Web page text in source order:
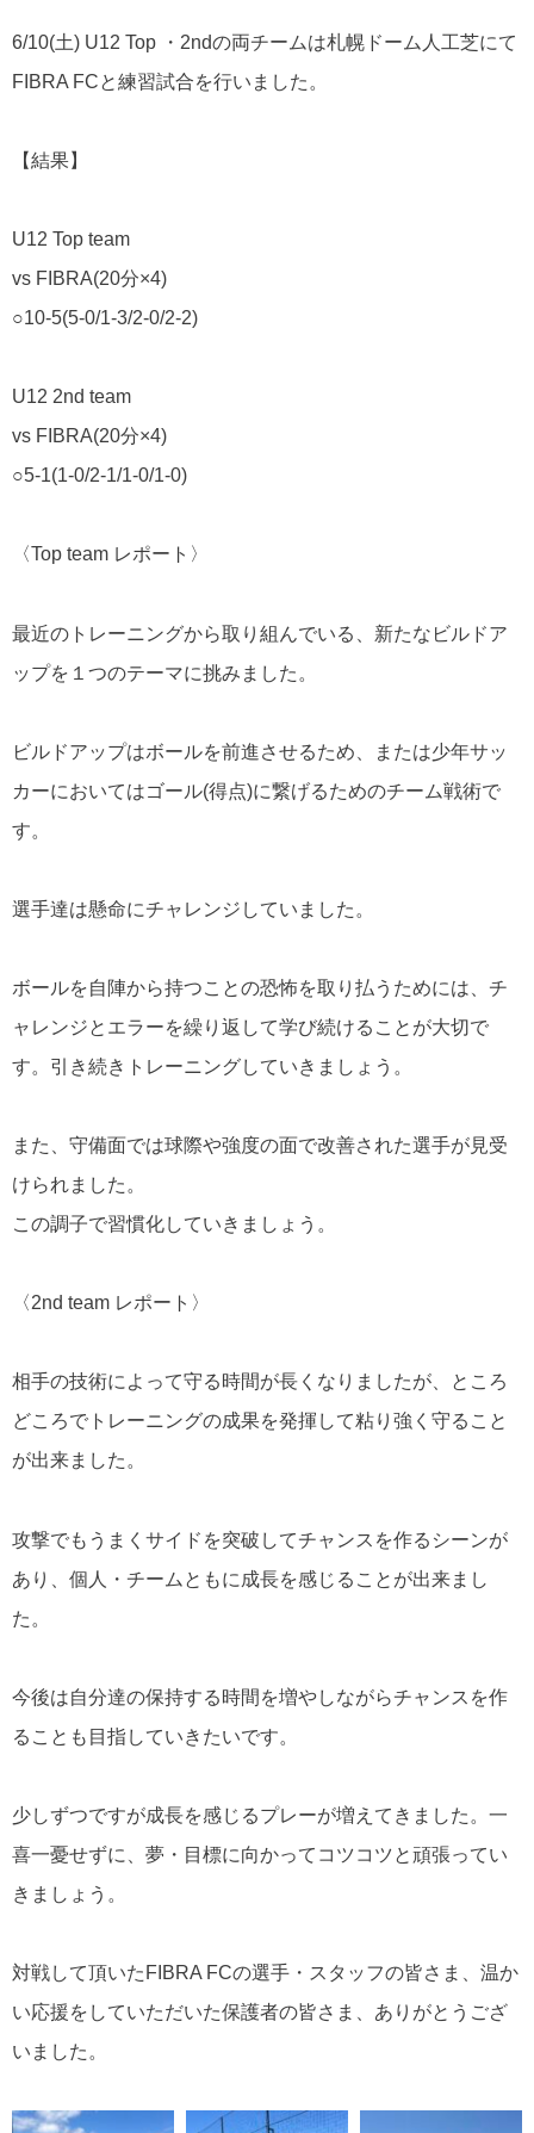
6/10(土) U12 Top ・ 2ndの両チームは札幌ドーム人工芝にて
FIBRA FCと練習試合を行いました。
【結果】
U12 Top team
vs FIBRA(20分×4)
○10-5(5-0/1-3/2-0/2-2)
U12 2nd team
vs FIBRA(20分×4)
○5-1(1-0/2-1/1-0/1-0)
〈Top team レポート〉
最近のトレーニングから取り組んでいる、新たなビルドア
ップを１つのテーマに挑みました。
ビルドアップはボールを前進させるため、または少年サッ
カーにおいてはゴール(得点)に繋げるためのチーム戦術で
す。
選手達は懸命にチャレンジしていました。
ボールを自陣から持つことの恐怖を取り払うためには、チ
ャレンジとエラーを繰り返して学び続けることが大切で
す。 引き続きトレーニングしていきましょう。
また、守備面では球際や強度の面で改善された選手が見受
けられました。
この調子で習慣化していきましょう。
〈2nd team レポート〉
相手の技術によって守る時間が長くなりましたが、ところ
どころでトレーニングの成果を発揮して粘り強く守ること
が出来ました。
攻撃でもうまくサイドを突破してチャンスを作るシーンが
あり、個人・チームともに成長を感じることが出来まし
た。
今後は自分達の保持する時間を増やしながらチャンスを作
ることも目指していきたいです。
少しずつですが成長を感じるプレーが増えてきました。一
喜一憂せずに、夢・目標に向かってコツコツと頑張ってい
きましょう。
対戦して頂いた FIBRA FCの選手・スタッフの皆さま、温か
い応援をしていただいた保護者の皆さま、ありがとうござ
いました。